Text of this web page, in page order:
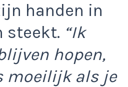
handen in
steekt. “Ik
hopen,
moeilijk als je